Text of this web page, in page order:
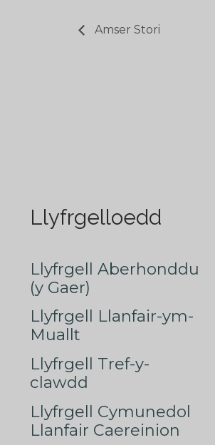
Amser Stori
Llyfrgelloedd
Llyfrgell Aberhonddu
(y Gaer)
Llyfrgell Llanfair-ym-
Muallt
Llyfrgell Tref-y-
clawdd
Llyfrgell Cymunedol
Llanfair Caereinion